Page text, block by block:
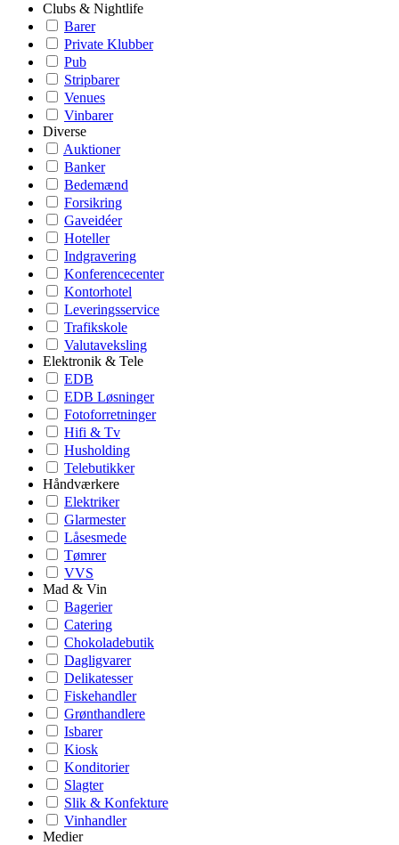
Clubs & Nightlife
Barer
Private Klubber
Pub
Stripbarer
Venues
Vinbarer
Diverse
Auktioner
Banker
Bedemænd
Forsikring
Gaveidéer
Hoteller
Indgravering
Konferencecenter
Kontorhotel
Leveringsservice
Trafikskole
Valutaveksling
Elektronik & Tele
EDB
EDB Løsninger
Fotoforretninger
Hifi & Tv
Husholding
Telebutikker
Håndværkere
Elektriker
Glarmester
Låsesmede
Tømrer
VVS
Mad & Vin
Bagerier
Catering
Chokoladebutik
Dagligvarer
Delikatesser
Fiskehandler
Grønthandlere
Isbarer
Kiosk
Konditorier
Slagter
Slik & Konfekture
Vinhandler
Medier